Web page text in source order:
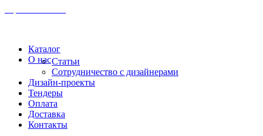
Каталог
О насСтатьи
Сотрудничество с дизайнерами
Дизайн-проекты
Тендеры
Оплата
Доставка
Контакты